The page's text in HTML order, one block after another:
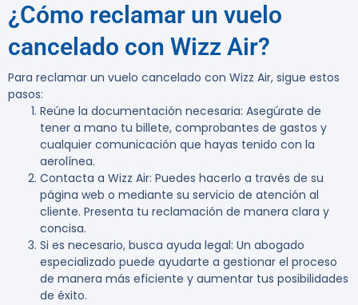
¿Cómo reclamar un vuelo
cancelado con Wizz Air?
Para reclamar un vuelo cancelado con Wizz Air, sigue estos
pasos:
Reúne la documentación necesaria: Asegúrate de
tener a mano tu billete, comprobantes de gastos y
cualquier comunicación que hayas tenido con la
aerolínea.
Contacta a Wizz Air: Puedes hacerlo a través de su
página web o mediante su servicio de atención al
cliente. Presenta tu reclamación de manera clara y
concisa.
Si es necesario, busca ayuda legal: Un abogado
especializado puede ayudarte a gestionar el proceso
de manera más eficiente y aumentar tus posibilidades
de éxito.